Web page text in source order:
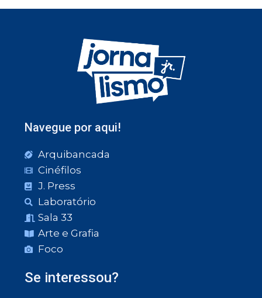
Navegue por aqui!
Arquibancada
Cinéfilos
J. Press
Laboratório
Sala 33
Arte e Grafia
Foco
Se interessou?